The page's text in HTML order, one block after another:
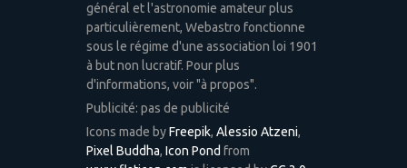
général et l'astronomie amateur plus
particulièrement, Webastro fonctionne
sous le régime d'une association loi 1901
à but non lucratif. Pour plus
d'informations, voir "à propos".
Publicité: pas de publicité
Icons made byFreepik, Alessio Atzeni,
Pixel Buddha, Icon Pond from